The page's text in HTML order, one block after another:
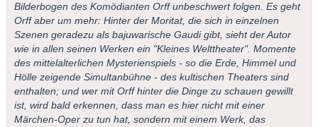
Bilderbogen des Komödianten Orff unbeschwert folgen. Es geht
Orff aber um mehr: Hinter der Moritat, die sich in einzelnen
Szenen geradezu als bajuwarische Gaudi gibt, sieht der Autor
wie in allen seinen Werken ein "Kleines Welttheater". Momente
des mittelalterlichen Mysterienspiels - so die Erde, Himmel und
Hölle zeigende Simultanbühne - des kultischen Theaters sind
enthalten; und wer mit Orff hinter die Dinge zu schauen gewillt
ist, wird bald erkennen, dass man es hier nicht mit einer
Märchen-Oper zu tun hat, sondern mit einem Werk, das